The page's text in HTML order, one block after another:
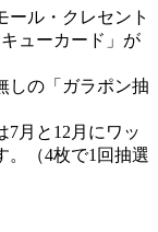
ール・クレセント
ューカード」が
しの「ガラポン抽
7月と12月にワッ
。（4枚で1回抽選